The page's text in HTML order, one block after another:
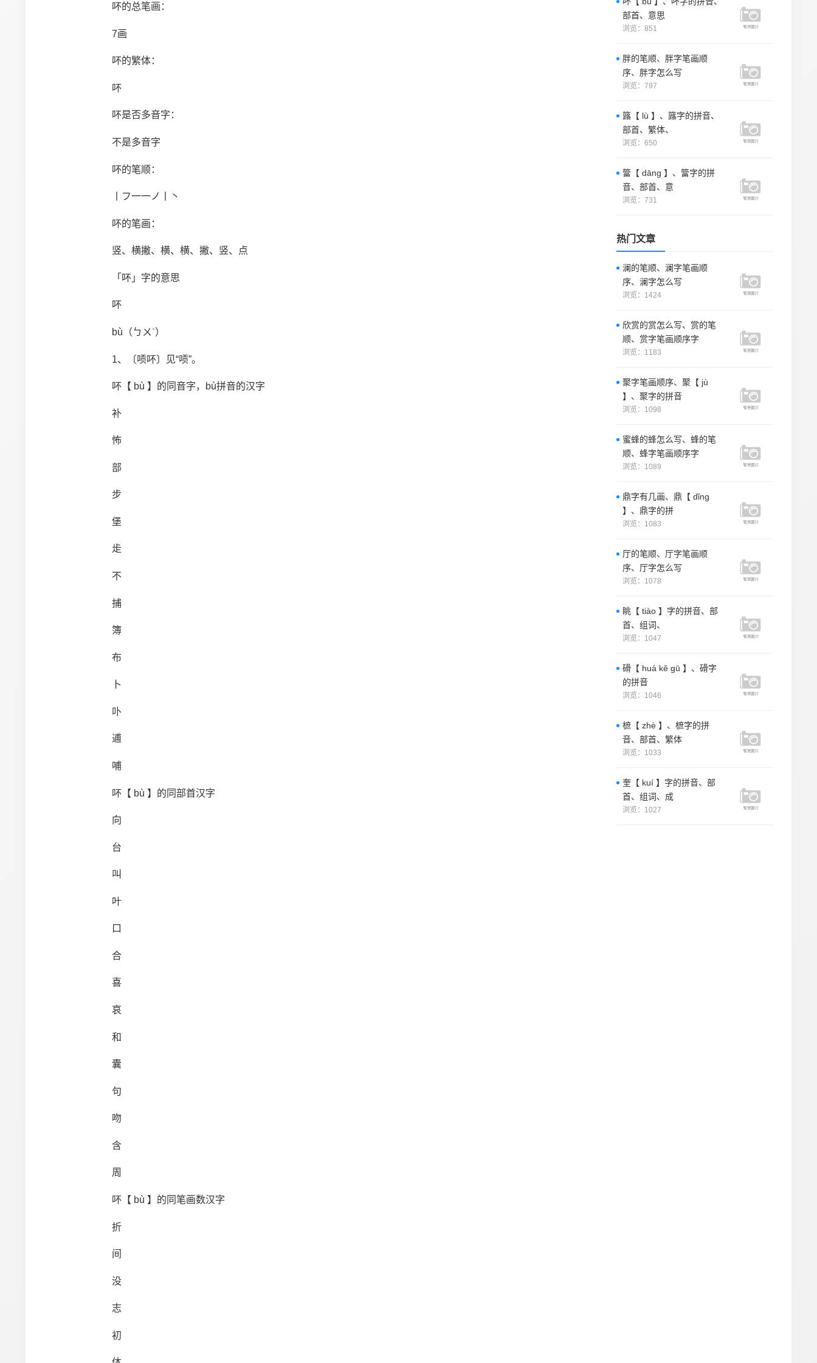
吥的总笔画：
7画
吥的繁体：
吥
吥是否多音字：
不是多音字
吥的笔顺：
丨フ一一ノ丨丶
吥的笔画：
竖、横撇、横、横、撇、竖、点
「吥」字的意思
吥
bù（ㄅㄨˋ）
1、〔唝吥〕见“唝”。
吥【 bù 】的同音字，bù拼音的汉字
补
怖
部
步
堡
歨
不
捕
簿
布
卜
卟
逋
哺
吥【 bù 】的同部首汉字
向
台
叫
叶
口
合
喜
哀
和
囊
句
吻
含
周
吥【 bù 】的同笔画数汉字
折
间
没
志
初
部首、意思
浏览：851
胖的笔顺、胖字笔画顺
序、胖字怎么写
浏览：797
簬【 lù 】、簬字的拼音、
部首、繁体、
浏览：650
簹【 dāng 】、簹字的拼
音、部首、意
浏览：731
热门文章
澜的笔顺、澜字笔画顺
序、澜字怎么写
浏览：1424
欣赏的赏怎么写、赏的笔
顺、赏字笔画顺序字
浏览：1183
聚字笔画顺序、聚【 jù
】、聚字的拼音
浏览：1098
蜜蜂的蜂怎么写、蜂的笔
顺、蜂字笔画顺序字
浏览：1089
鼎字有几画、鼎【 dǐng
】、鼎字的拼
浏览：1083
厅的笔顺、厅字笔画顺
序、厅字怎么写
浏览：1078
眺【 tiào 】字的拼音、部
首、组词、
浏览：1047
磆【 huá kě gū 】、磆字
的拼音
浏览：1046
樜【 zhè 】、樜字的拼
音、部首、繁体
浏览：1033
奎【 kuí 】字的拼音、部
首、组词、成
浏览：1027